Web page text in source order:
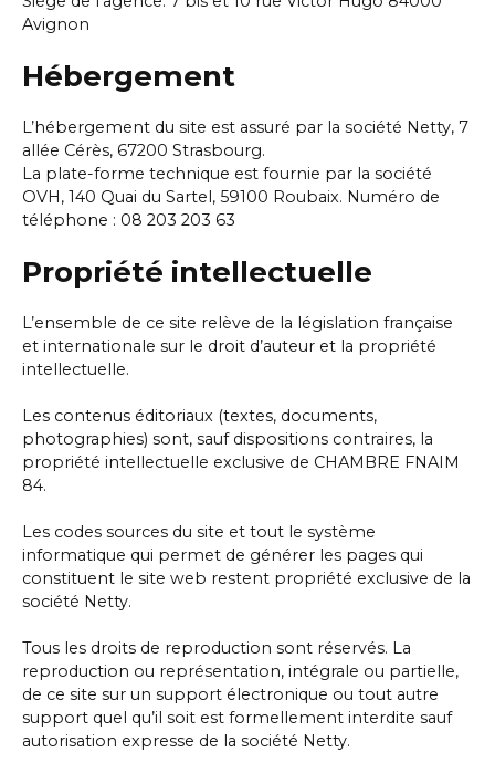
Avignon
Hébergement
L’hébergement du site est assuré par la société Netty, 7
allée Cérès, 67200 Strasbourg.
La plate-forme technique est fournie par la société
OVH, 140 Quai du Sartel, 59100 Roubaix. Numéro de
téléphone : 08 203 203 63
Propriété intellectuelle
L’ensemble de ce site relève de la législation française
et internationale sur le droit d’auteur et la propriété
intellectuelle.
Les contenus éditoriaux (textes, documents,
photographies) sont, sauf dispositions contraires, la
propriété intellectuelle exclusive de CHAMBRE FNAIM
84.
Les codes sources du site et tout le système
informatique qui permet de générer les pages qui
constituent le site web restent propriété exclusive de la
société Netty.
Tous les droits de reproduction sont réservés. La
reproduction ou représentation, intégrale ou partielle,
de ce site sur un support électronique ou tout autre
support quel qu’il soit est formellement interdite sauf
autorisation expresse de la société Netty.